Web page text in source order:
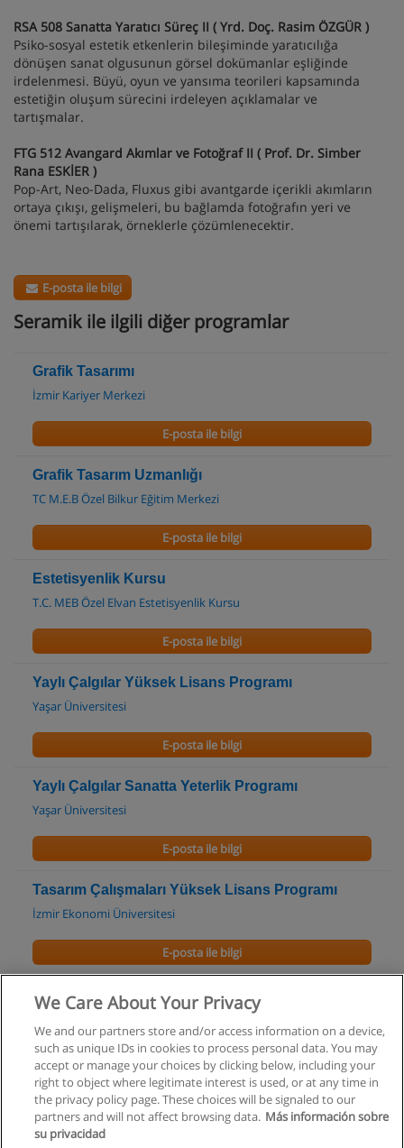
RSA 508 Sanatta Yaratıcı Süreç II ( Yrd. Doç. Rasim ÖZGÜR )
Psiko-sosyal estetik etkenlerin bileşiminde yaratıcılığa
dönüşen sanat olgusunun görsel dokümanlar eşliğinde
irdelenmesi. Büyü, oyun ve yansıma teorileri kapsamında
estetiğin oluşum sürecini irdeleyen açıklamalar ve
tartışmalar.
FTG 512 Avangard Akımlar ve Fotoğraf II ( Prof. Dr. Simber
Rana ESKİER )
Pop-Art, Neo-Dada, Fluxus gibi avantgarde içerikli akımların
ortaya çıkışı, gelişmeleri, bu bağlamda fotoğrafın yeri ve
önemi tartışılarak, örneklerle çözümlenecektir.
E-posta ile bilgi
Seramik ile ilgili diğer programlar
Grafik Tasarımı
İzmir Kariyer Merkezi
E-posta ile bilgi
Grafik Tasarım Uzmanlığı
TC M.E.B Özel Bilkur Eğitim Merkezi
E-posta ile bilgi
Estetisyenlik Kursu
T.C. MEB Özel Elvan Estetisyenlik Kursu
E-posta ile bilgi
Yaylı Çalgılar Yüksek Lisans Programı
Yaşar Üniversitesi
E-posta ile bilgi
Yaylı Çalgılar Sanatta Yeterlik Programı
Yaşar Üniversitesi
E-posta ile bilgi
Tasarım Çalışmaları Yüksek Lisans Programı
İzmir Ekonomi Üniversitesi
E-posta ile bilgi
Endüstri Ürünleri Tasarımı
E-posta ile bilgi
We Care About Your Privacy
We and our partners store and/or access information on a device,
such as unique IDs in cookies to process personal data. You may
accept or manage your choices by clicking below, including your
right to object where legitimate interest is used, or at any time in
the privacy policy page. These choices will be signaled to our
partners and will not affect browsing data. Más información sobre
su privacidad